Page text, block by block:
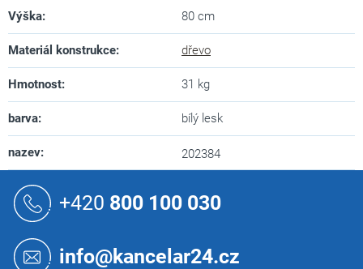
Výška: 80 cm
Materiál konstrukce: dřevo
Hmotnost: 31 kg
barva: bílý lesk
nazev: 202384
+420 800 100 030
info@kancelar24.cz